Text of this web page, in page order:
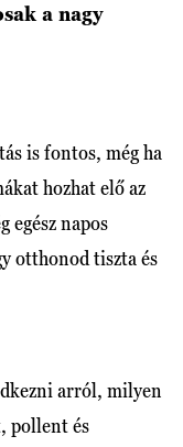
a nagy
is fontos, még ha
hozhat elő az
egész napos
otthonod tiszta és
arról, milyen
pollent és